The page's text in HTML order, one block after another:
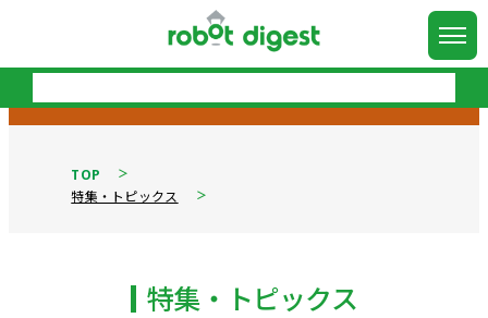
TOP
特集・トピックス
特集・トピックス